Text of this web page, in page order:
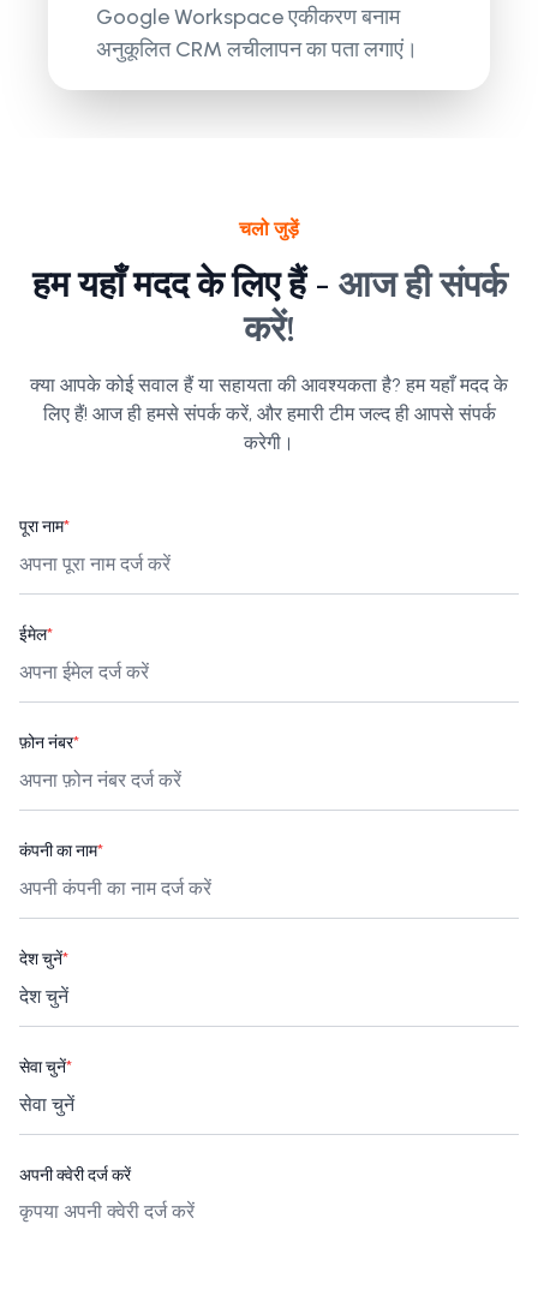
Google Workspace एकीकरण बनाम
अनुकूलित CRM लचीलापन का पता लगाएं।
चलो जुड़ें
हम यहाँ मदद के लिए हैं - आज ही संपर्क
करें!
क्या आपके कोई सवाल हैं या सहायता की आवश्यकता है? हम यहाँ मदद के
लिए हैं! आज ही हमसे संपर्क करें, और हमारी टीम जल्द ही आपसे संपर्क
करेगी।
पूरा नाम*
ईमेल*
फ़ोन नंबर*
कंपनी का नाम*
देश चुनें*
सेवा चुनें*
अपनी क्वेरी दर्ज करें